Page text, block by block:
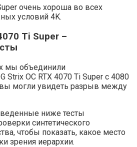
очень хороша во всех
условий 4K.
Ti Super –
мы объединили
Strix OC RTX 4070 Ti Super с 4080
вы могли увидеть разрыв между
ниже тесты
синтетического
чтобы показать, какое место
зрения иерархии.